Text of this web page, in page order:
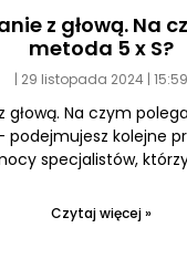
z głową. Na
metoda 5 x S?
29 listopada 2024 15:59
głową. Na czym
podejmujesz kolejne
specjalistów,
Czytaj więcej »